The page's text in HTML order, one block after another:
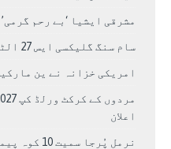
مشرقی ایشیا ‘بے رحم
سام سنگ گلیکسی ایس 27 الٹرا سے ایک کیمرا ہٹا دے گا.
امریکی خزانہ نے ین
اعلان
نرمل پُرجا سمیت 10 کوہ پیما براڈ پیک پر لاپتہ